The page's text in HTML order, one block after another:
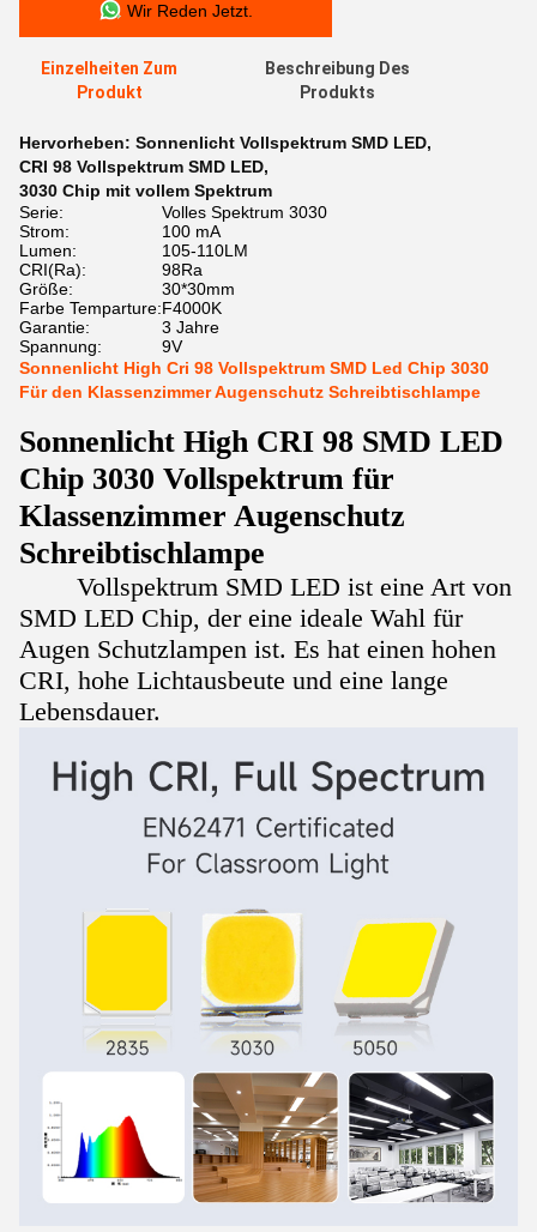
Wir Reden Jetzt.
Einzelheiten Zum
Produkt
Beschreibung Des
Produkts
Hervorheben: Sonnenlicht Vollspektrum SMD LED,
CRI 98 Vollspektrum SMD LED,
3030 Chip mit vollem Spektrum
Serie:
Volles Spektrum 3030
Strom:
100 mA
Lumen:
105-110LM
CRI(Ra):
98Ra
Größe:
30*30mm
Farbe Temparture:F4000K
Garantie:
3 Jahre
Spannung:
9V
Sonnenlicht High Cri 98 Vollspektrum SMD Led Chip 3030
Für den Klassenzimmer Augenschutz Schreibtischlampe
Sonnenlicht High CRI 98 SMD LED
Chip 3030 Vollspektrum für
Klassenzimmer Augenschutz
Schreibtischlampe
Vollspektrum SMD LED ist eine Art von
SMD LED Chip, der eine ideale Wahl für
Augen Schutzlampen ist. Es hat einen hohen
CRI, hohe Lichtausbeute und eine lange
Lebensdauer.